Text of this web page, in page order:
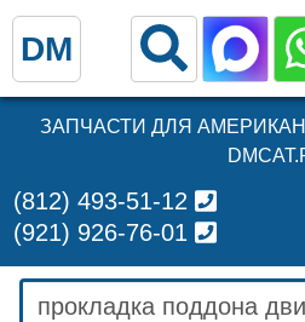
ЗАПЧАСТИ ДЛЯ
(812) 493-51-12
(921) 926-76-01
DM